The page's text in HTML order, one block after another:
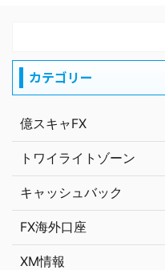
カテゴリー
億スキャFX
トワイライトゾーン
キャッシュバック
FX海外口座
XM情報